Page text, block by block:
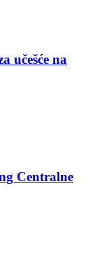
učešće na
Centralne